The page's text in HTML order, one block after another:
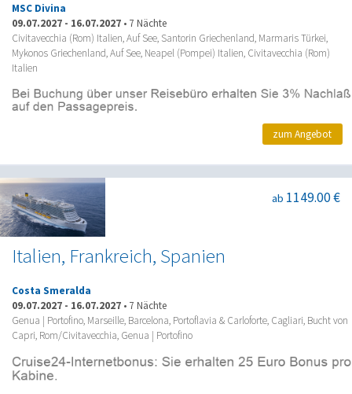
MSC Divina
09.07.2027 - 16.07.2027 • 7 Nächte
Civitavecchia (Rom) Italien, Auf See, Santorin Griechenland, Marmaris Türkei,
Mykonos Griechenland, Auf See, Neapel (Pompei) Italien, Civitavecchia (Rom)
Italien
zum Angebot
Italien, Frankreich, Spanien
ab 1149.00 €
Costa Smeralda
09.07.2027 - 16.07.2027 • 7 Nächte
Genua | Portofino, Marseille, Barcelona, Portoflavia & Carloforte, Cagliari, Bucht von
Capri, Rom/Civitavecchia, Genua | Portofino